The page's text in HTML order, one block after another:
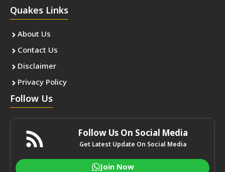
Quakes Links
About Us
Contact Us
Disclaimer
Privacy Policy
Follow Us
Follow Us On Social Media
Get Latest Update On Social Media
Join Now